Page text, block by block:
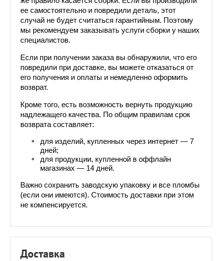
ее самостоятельно и повредили деталь, этот
случай не будет считаться гарантийным. Поэтому
мы рекомендуем заказывать услуги сборки у наших
специалистов.
Если при получении заказа вы обнаружили, что его
повредили при доставке, вы можете отказаться от
его получения и оплаты и немедленно оформить
возврат.
Кроме того, есть возможность вернуть продукцию
надлежащего качества. По общим правилам срок
возврата составляет:
для изделий, купленных через интернет — 7
дней;
для продукции, купленной в оффлайн
магазинах — 14 дней.
Важно сохранить заводскую упаковку и все пломбы
(если они имеются). Стоимость доставки при этом
не компенсируется.
Доставка